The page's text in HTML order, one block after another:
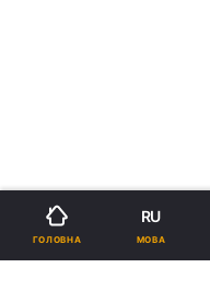
Новини › Прес-центр ›
ГОЛОВНА
RU
МОВА